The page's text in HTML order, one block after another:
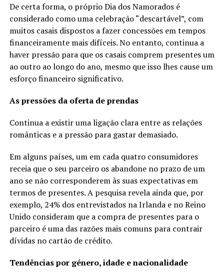
De certa forma, o próprio Dia dos Namorados é
considerado como uma celebração “descartável”, com
muitos casais dispostos a fazer concessões em tempos
financeiramente mais difíceis. No entanto, continua a
haver pressão para que os casais comprem presentes um
ao outro ao longo do ano, mesmo que isso lhes cause um
esforço financeiro significativo.
As pressões da oferta de prendas
Continua a existir uma ligação clara entre as relações
românticas e a pressão para gastar demasiado.
Em alguns países, um em cada quatro consumidores
receia que o seu parceiro os abandone no prazo de um
ano se não corresponderem às suas expectativas em
termos de presentes. A pesquisa revela ainda que, por
exemplo, 24% dos entrevistados na Irlanda e no Reino
Unido consideram que a compra de presentes para o
parceiro é uma das razões mais comuns para contrair
dívidas no cartão de crédito.
Tendências por género, idade e nacionalidade